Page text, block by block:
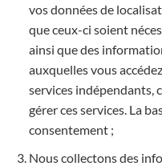
vos données de
que ceux-ci soient
ainsi que des
auxquelles vous
services indépendants,
gérer ces services. La
consentement ;
Nous collectons des